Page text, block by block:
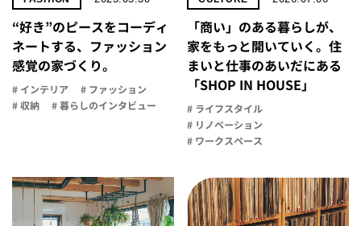
“好き”のピースをコーディ
ネートする、ファッション
感覚の家づくり。
# インテリア
# ファッション
# 収納
# 暮らしのインタビュー
「商い」の​ある​暮らしが、​
家を​もっと​開いていく。​住
まいと​仕事の​あいだに​ある​
「SHOP IN HOUSE」
# ライフスタイル
# リノベーション
# ワークスペース